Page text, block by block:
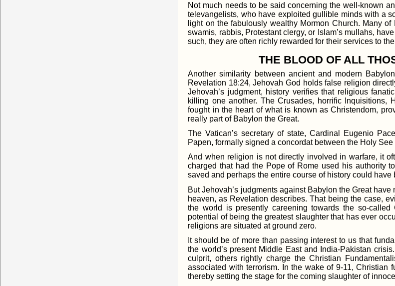
Not much needs to be said concerning the well-known
televangelists, who have exploited gullible minds with a
light on the fabulously wealthy Mormon Church. Many
swamis, rabbis, Protestant clergy, or Islam’s mullahs,
such, they are often richly rewarded for their services to
THE BLOOD OF ALL
Another similarity between ancient and modern
Revelation 18:24, Jehovah God holds false religion
Jehovah’s judgment, history verifies that religious
killing one another. The Crusades, horrific Inquisitions,
fought in the heart of what is known as Christendom,
really part of Babylon the Great.
The Vatican’s secretary of state, Cardinal Eugenio
Papen, formally signed a concordat between the Holy
And when religion is not directly involved in warfare, it
charged that had the Pope of Rome used his authority
saved and perhaps the entire course of history could
But Jehovah’s judgments against Babylon the Great
heaven, as Revelation describes. That being the case,
the world is presently careening towards the so-
potential of being the greatest slaughter that has ever
religions are situated at ground zero.
It should be of more than passing interest to us that
the world’s present Middle East and India-Pakistan
culprit, others rightly charge the Christian
associated with terrorism. In the wake of 9-11, Christian
thereby setting the stage for the coming slaughter of